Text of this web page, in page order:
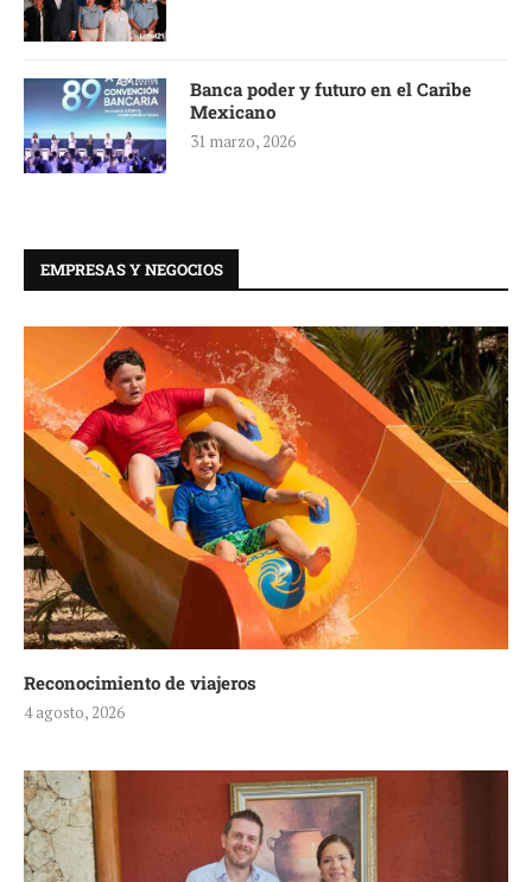
Banca poder y futuro en el Caribe
Mexicano
31 marzo, 2026
EMPRESAS Y NEGOCIOS
Reconocimiento de viajeros
4 agosto, 2026